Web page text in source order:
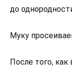
до
Муку
После того,